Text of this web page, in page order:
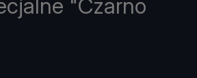
"Czarno